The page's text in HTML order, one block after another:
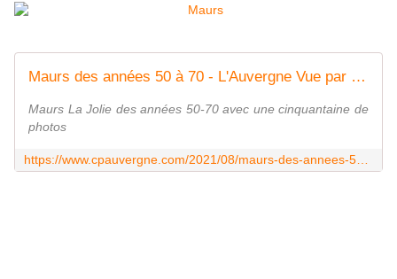
Maurs des années 50 à 70 - L'Auvergne Vue par Papou Poustache
Maurs La Jolie des années 50-70 avec une cinquantaine de
photos